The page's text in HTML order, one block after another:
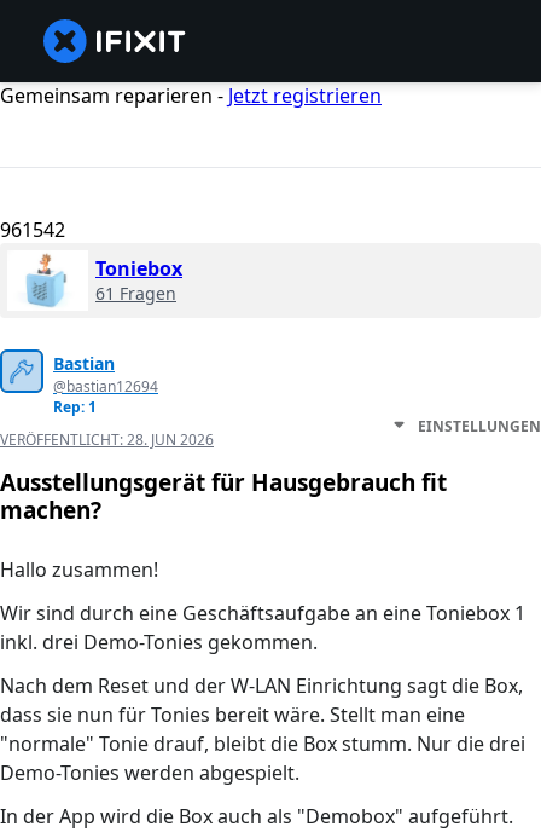
Gemeinsam reparieren - Jetzt registrieren
961542
Toniebox
61 Fragen
Bastian
@bastian12694
Rep: 1
VERÖFFENTLICHT:28. JUN 2026
EINSTELLUNGEN
Ausstellungsgerät für Hausgebrauch fit
machen?
Hallo zusammen!
Wir sind durch eine Geschäftsaufgabe an eine Toniebox 1
inkl. drei Demo-Tonies gekommen.
Nach dem Reset und der W-LAN Einrichtung sagt die Box,
dass sie nun für Tonies bereit wäre. Stellt man eine
"normale" Tonie drauf, bleibt die Box stumm. Nur die drei
Demo-Tonies werden abgespielt.
In der App wird die Box auch als "Demobox" aufgeführt.